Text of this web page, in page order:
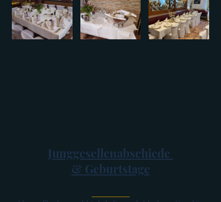
Junggesellenabschiede
& Geburtstage